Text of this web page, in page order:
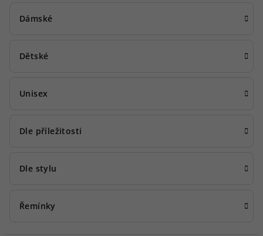
Dámské
Dětské
Unisex
Dle příležitosti
Dle stylu
Řemínky